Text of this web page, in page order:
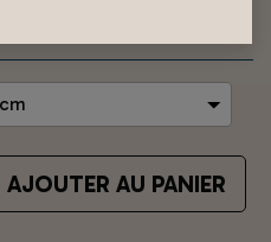
AJOUTER AU PANIER